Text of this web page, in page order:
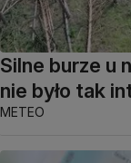
Silne burze u
nie było tak
METEO